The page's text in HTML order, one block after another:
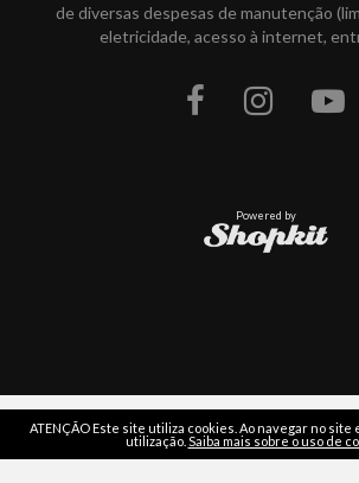
de diversas despesas de manutenção
eletricidade, acesso à internet,
Powered by
ATENÇÃO Este site utiliza cookies. Ao navegar no
utilização. Saiba mais sobre o uso de